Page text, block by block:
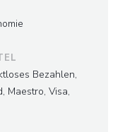
Bezahlen,
Maestro, Visa,